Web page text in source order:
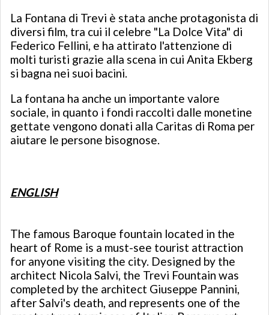
La Fontana di Trevi è stata anche protagonista di
diversi film, tra cui il celebre "La Dolce Vita" di
Federico Fellini, e ha attirato l'attenzione di
molti turisti grazie alla scena in cui Anita Ekberg
si bagna nei suoi bacini.
La fontana ha anche un importante valore
sociale, in quanto i fondi raccolti dalle monetine
gettate vengono donati alla Caritas di Roma per
aiutare le persone bisognose.
ENGLISH
The famous Baroque fountain located in the
heart of Rome is a must-see tourist attraction
for anyone visiting the city. Designed by the
architect Nicola Salvi, the Trevi Fountain was
completed by the architect Giuseppe Pannini,
after Salvi's death, and represents one of the